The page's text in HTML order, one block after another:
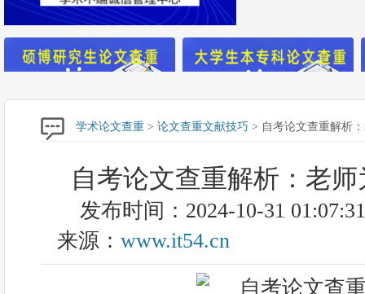
学术论文查重 > 论文查重文献技巧 > 自考论文查重解析
自考论文查重解析：老
发布时间：2024-10-31 01:07:31
来源： www.it54.cn